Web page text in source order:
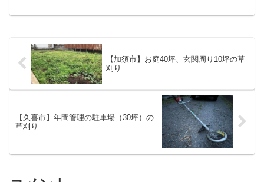
式のアタッチメ...
【加須市】お庭40坪、玄関周り10坪の草
刈り
【久喜市】年間管理の駐車場（30坪）の
草刈り